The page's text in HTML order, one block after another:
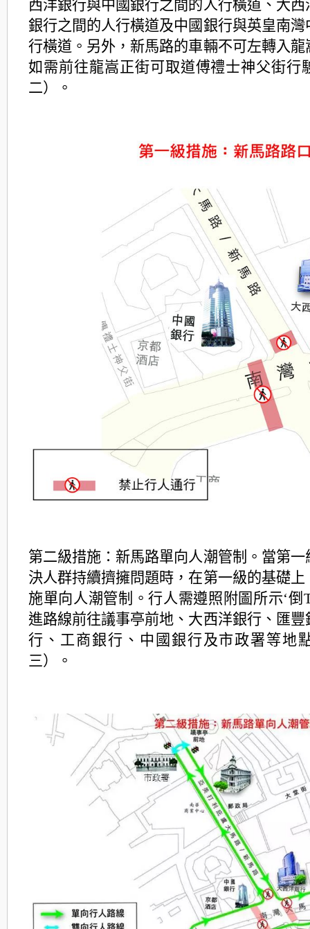
西洋銀行與中國銀行之間的人行橫道、大
銀行之間的人行橫道及中國銀行與英皇南灣
行橫道。另外，新馬路的車輛不可左轉入龍
如需前往龍嵩正街可取道傅禮士神父街行
二）。
第二級措施：新馬路單向人潮管制。當第一
決人群持續擠擁問題時，在第一級的基礎上
施單向人潮管制。行人需遵照附圖所示‘倒
進路線前往議事亭前地、大西洋銀行、匯豐
行、工商銀行、中國銀行及市政署等地
三）。